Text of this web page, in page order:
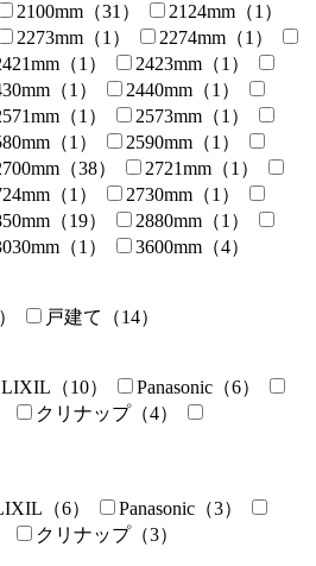
2100mm（31）
2124mm（1）
2273mm（1）
2274mm（1）
（1）
2423mm（1）
（1）
2440mm（1）
（1）
2573mm（1）
（1）
2590mm（1）
（38）
2721mm（1）
（1）
2730mm（1）
（19）
2880mm（1）
（1） 3600mm（4）
戸建て（14）
LIXIL（10）
Panasonic（6）
クリナップ（4）
（6）
Panasonic（3）
クリナップ（3）